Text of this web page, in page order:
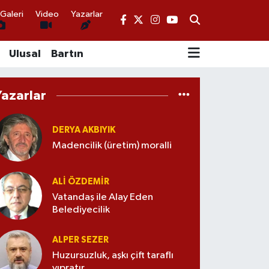
Video Yazarlar
Ulusal Bartın
DERYA AKBIYIK
Madencilik (üretim) moralli
ALI ÖZDEMIR
Vatandaş ile Alay Eden
Belediyecilik
ALPER SEZER
Huzursuzluk, aşkı çift taraflı